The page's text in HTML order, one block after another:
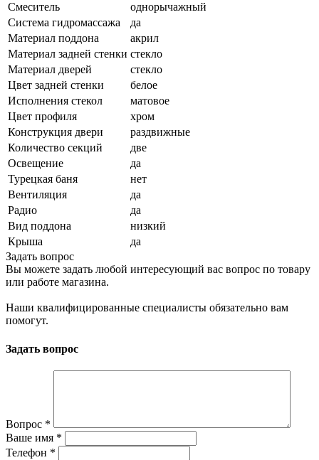
Смеситель
однорычажный
Система гидромассажа
да
Материал поддона
акрил
Материал задней стенки стекло
Материал дверей
стекло
Цвет задней стенки
белое
Исполнения стекол
матовое
Цвет профиля
хром
Конструкция двери
раздвижные
Количество секций
две
Освещение
да
Турецкая баня
нет
Вентиляция
да
Радио
да
Вид поддона
низкий
Крыша
да
Задать вопрос
Вы можете задать любой интересующий вас вопрос по товару
или работе магазина.
Наши квалифицированные специалисты обязательно вам
помогут.
Задать вопрос
Вопрос *
Ваше имя *
Телефон *